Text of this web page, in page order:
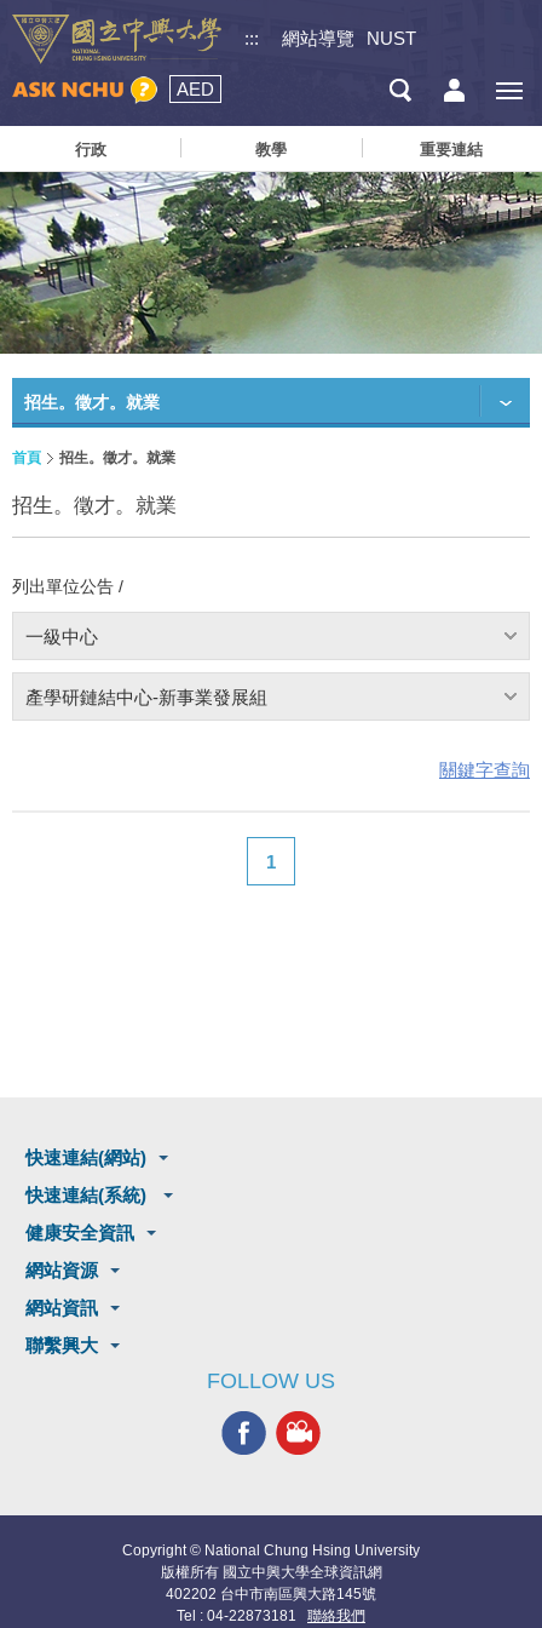
::: 網站導覽 NUST
AED
行政 教學 重要連結
招生。徵才。就業
首頁 招生。徵才。就業
招生。徵才。就業
列出單位公告 /
一級中心
產學研鏈結中心-新事業發展組
關鍵字查詢
1
快速連結(網站)
快速連結(系統)
健康安全資訊
網站資源
網站資訊
聯繫興大
FOLLOW US
Copyright © National Chung Hsing University
版權所有 國立中興大學全球資訊網
402202 台中市南區興大路145號
Tel : 04-22873181 聯絡我們